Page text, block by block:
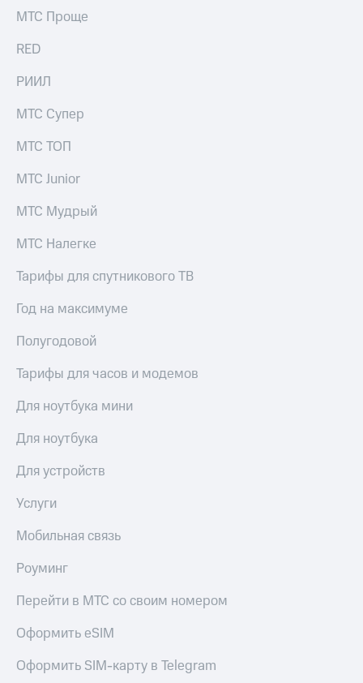
Собрания
капитал
и
Рынок
Описание
Программа
приобретения
выкупа
Дивиденды
облигаций
Описание
Уведомление
погашении
облигаций
Реквизиты
Контакты
развитие
этика
На главную
МТС Проще
RED
РИИЛ
МТС Супер
МТС ТОП
МТС Junior
МТС Мудрый
МТС Налегке
Тарифы для спутникового ТВ
Год на максимуме
Полугодовой
Тарифы для часов и модемов
Для ноутбука мини
Для ноутбука
Для устройств
Услуги
Мобильная связь
Роуминг
Перейти в МТС со своим номером
Оформить eSIM
Оформить SIM-карту в Telegram